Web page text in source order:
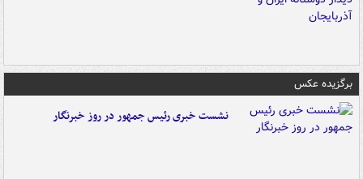
برگزیده عکس
نشست خبری رئیس جمهور در روز خبرنگار